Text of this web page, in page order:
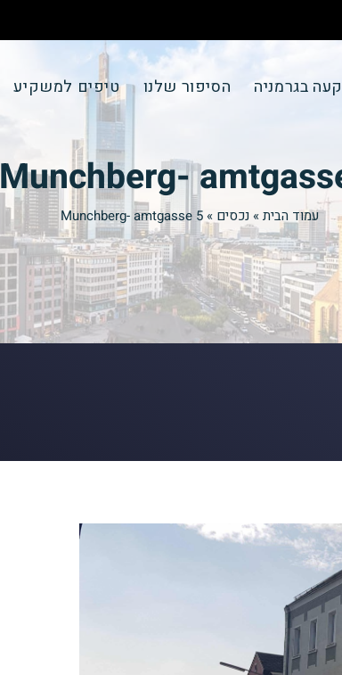
בגרמניה הסיפור שלנו טיפים למשקיע
Munchberg-
עמוד הבית» נכסים »
Munchberg- amtgasse 5